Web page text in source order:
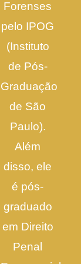
Forenses
pelo IPOG
(Instituto
de Pós-
Graduação
de São
Paulo).
Além
disso, ele
é pós-
graduado
em Direito
Penal